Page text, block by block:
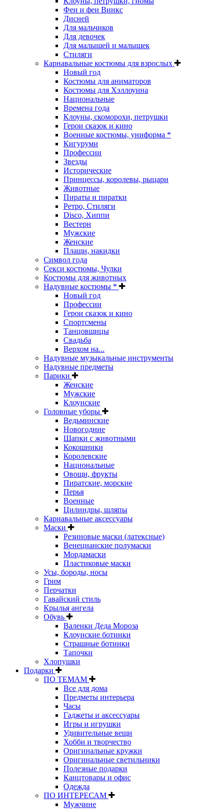
Феи и феи Винкс
Дисней
Для мальчиков
Для девочек
Для малышей и малышек
Стиляги
Карнавальные костюмы для взрослых
Новый год
Костюмы для аниматоров
Костюмы для Хэллоуина
Национальные
Времена года
Клоуны, скоморохи, петрушки
Герои сказок и кино
Военные костюмы, униформа *
Кигуруми
Профессии
Звезды
Исторические
Принцессы, королевы, рыцари
Животные
Пираты и пиратки
Ретро, Стиляги
Disco, Хиппи
Вестерн
Мужские
Женские
Плащи, накидки
Символ года
Секси костюмы, Чулки
Костюмы для животных
Надувные костюмы *
Новый год
Профессии
Герои сказок и кино
Спортсмены
Танцовщицы
Свадьба
Верхом на...
Надувные музыкальные инструменты
Надувные предметы
Парики
Женские
Мужские
Клоунские
Головные уборы
Ведьминские
Новогодние
Шапки с животными
Кокошники
Королевские
Национальные
Овощи, фрукты
Пиратские, морские
Перья
Военные
Цилиндры, шляпы
Карнавальные аксессуары
Маски
Резиновые маски (латексные)
Венецианские полумаски
Мордамаски
Пластиковые маски
Усы, бороды, носы
Грим
Перчатки
Гавайский стиль
Крылья ангела
Обувь
Валенки Деда Мороза
Клоунские ботинки
Страшные ботинки
Тапочки
Хлопушки
Подарки
ПО ТЕМАМ
Все для дома
Предметы интерьера
Часы
Гаджеты и аксессуары
Игры и игрушки
Удивительные вещи
Хобби и творчество
Оригинальные кружки
Оригинальные светильники
Полезные подарки
Канцтовары и офис
Одежда
ПО ИНТЕРЕСАМ
Мужчине